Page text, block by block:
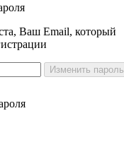
Ваш Email, который
Изменить пароль